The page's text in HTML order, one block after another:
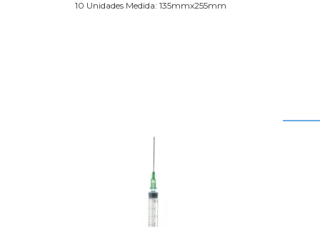
10 Unidades Medida: 135mmx255mm